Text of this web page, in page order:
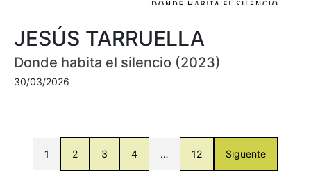
JESÚS TARRUELLA
Donde habita el silencio (2023)
30/03/2026
1 2 3 4 … 12 Siguente